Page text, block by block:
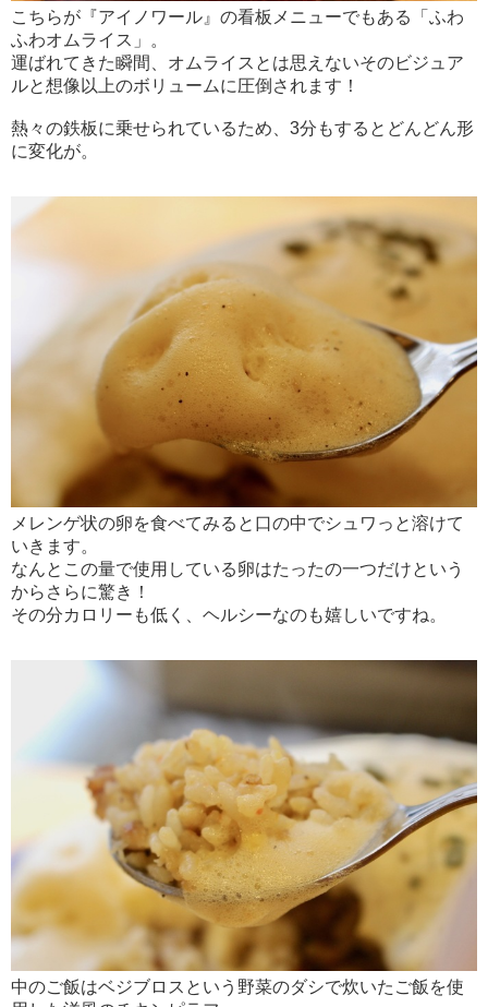
こちらが『アイノワール』の看板メニューでもある「ふわ
ふわオムライス」。
運ばれてきた瞬間、オムライスとは思えないそのビジュア
ルと想像以上のボリュームに圧倒されます！
熱々の鉄板に乗せられているため、3分もするとどんどん形
に変化が。
メレンゲ状の卵を食べてみると口の中でシュワっと溶けて
いきます。
なんとこの量で使用している卵はたったの一つだけという
からさらに驚き！
その分カロリーも低く、ヘルシーなのも嬉しいですね。
中のご飯はベジブロスという野菜のダシで炊いたご飯を使